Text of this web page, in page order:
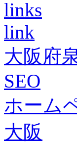
links
link
大阪府
SEO
ホーム
大阪